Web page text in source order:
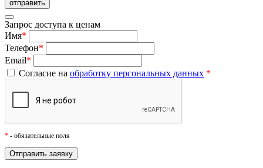
Запрос доступа к ценам
Имя*
Телефон*
Email*
Согласие на обработку персональных данных *
* - обязательные поля